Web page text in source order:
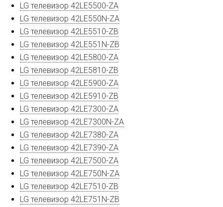
LG телевизор 42LE5500-ZA
LG телевизор 42LE550N-ZA
LG телевизор 42LE5510-ZB
LG телевизор 42LE551N-ZB
LG телевизор 42LE5800-ZA
LG телевизор 42LE5810-ZB
LG телевизор 42LE5900-ZA
LG телевизор 42LE5910-ZB
LG телевизор 42LE7300-ZA
LG телевизор 42LE7300N-ZA
LG телевизор 42LE7380-ZA
LG телевизор 42LE7390-ZA
LG телевизор 42LE7500-ZA
LG телевизор 42LE750N-ZA
LG телевизор 42LE7510-ZB
LG телевизор 42LE751N-ZB